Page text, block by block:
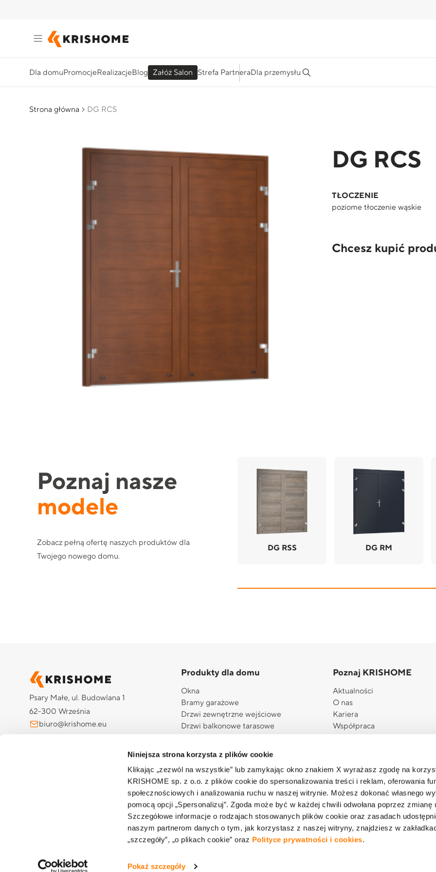
Niniejsza strona korzysta z plików cookie
Klikając „zezwól na wszystkie” lub zamykając okno znakiem X wyrażasz zgodę na
KRISHOME sp. z o.o. z plików cookie do spersonalizowania treści i reklam, oferowania
społecznościowych i analizowania ruchu w naszej witrynie. Możesz dokonać własnego
pomocą opcji „Spersonalizuj”. Zgoda może być w każdej chwili odwołana poprzez zmianę
Szczegółowe informacje o rodzajach stosowanych plików cookie oraz zasadach
naszym partnerom danych o tym, jak korzystasz z naszej witryny, znajdziesz w
„szczegóły”, „o plikach cookie” oraz Polityce prywatności i cookies.
Pokaż szczegóły
Dla domuPromocjeRealizacjeBlog Załóż Salon Strefa PartneraDla przemysłu
Strona główna DG RCS
DG RCS
TŁOCZENIE
poziome tłoczenie wąskie
Chcesz kupić
Poznaj nasze
modele
Zobacz pełną ofertę naszych produktów dla
Twojego nowego domu.
DG RSS DG RM
Psary Małe, ul. Budowlana 1
62-300 Września
biuro@krishome.eu
Produkty dla domu
Okna
Bramy garażowe
Drzwi zewnętrzne wejściowe
Drzwi balkonowe tarasowe
Rolety zewnętrzne
Żaluzje zewnętrzne
Pergole
Screeny
Moskitiery plisowane
Automatyka dla domu
Aplikacja myKRISHOME
Poznaj KRISHOME
Aktualności
O nas
Kariera
Współpraca
Informacja o realizowanej
podatkowej